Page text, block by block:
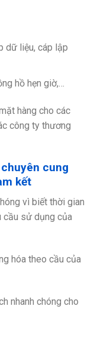
dữ liệu, cáp lập
hồ hẹn giờ,…
hàng cho các
công ty thương
cung
kết
vì biết thời gian
cầu sử dụng của
hóa theo cầu của
nhanh chóng cho